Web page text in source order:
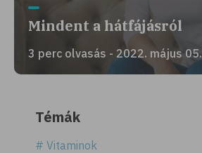
Mindent a hátfájásról
3 perc olvasás - 2022. május 05.
Témák
# Vitaminok